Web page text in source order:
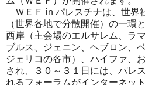
ＷＥＦ in パレスチナは、世界
（世界各地で分散開催）の一環
西岸（主会場のエルサレム、ラ
ブルス、ジェニン、ヘブロン、
ジェリコの各市）、ハイファ、
され、３０～３１日には、パレ
れるフォーラムがインターネッ